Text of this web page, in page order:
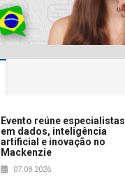
Evento reúne especialistas
em dados, inteligência
artificial e inovação no
Mackenzie
07.08.2026